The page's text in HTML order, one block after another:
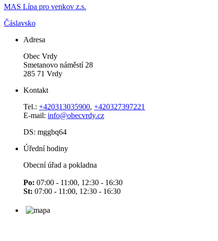
MAS Lípa pro venkov z.s.
Čáslavsko
Adresa
Obec Vrdy
Smetanovo náměstí 28
285 71 Vrdy
Kontakt
Tel.: +420313035900, +420327397221
E-mail: info@obecvrdy.cz
DS: mggbq64
Úřední hodiny
Obecní úřad a pokladna
Po: 07:00 - 11:00, 12:30 - 16:30
St: 07:00 - 11:00, 12:30 - 16:30